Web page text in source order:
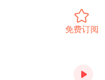
免费订阅